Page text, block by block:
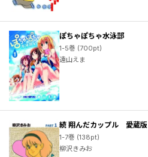
ぽちゃぽちゃ水泳部
1-5巻 (700pt)
遠山えま
続 翔んだカップル 愛蔵版
1-7巻 (138pt)
柳沢きみお